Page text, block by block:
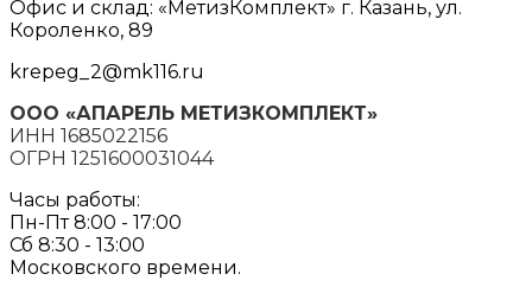
Офис и склад: «МетизКомплект» г. Казань, ул.
Короленко, 89
krepeg_2@mk116.ru
ООО «АПАРЕЛЬ МЕТИЗКОМПЛЕКТ»
ИНН 1685022156
ОГРН 1251600031044
Часы работы:
Пн-Пт 8:00 - 17:00
Сб 8:30 - 13:00
Московского времени.